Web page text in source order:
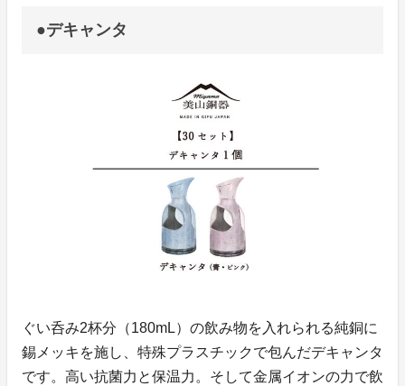
●デキャンタ
ぐい呑み2杯分（180mL）の飲み物を入れられる純銅に
錫メッキを施し、特殊プラスチックで包んだデキャンタ
です。高い抗菌力と保温力。そして金属イオンの力で飲